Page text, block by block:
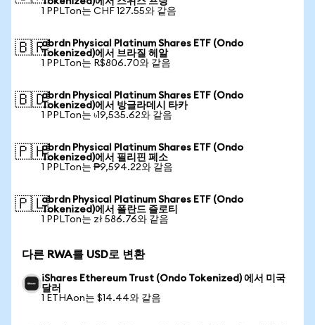
1 PPLTon는 CHF 127.55와 같음
🇧🇷abrdn Physical Platinum Shares ETF (Ondo
Tokenized)에서 브라질 헤알
1 PPLTon는 R$806.70와 같음
🇧🇩abrdn Physical Platinum Shares ETF (Ondo
Tokenized)에서 방글라데시 타카
1 PPLTon는 ৳19,535.62와 같음
🇵🇭abrdn Physical Platinum Shares ETF (Ondo
Tokenized)에서 필리핀 페소
1 PPLTon는 ₱9,594.22와 같음
🇵🇱abrdn Physical Platinum Shares ETF (Ondo
Tokenized)에서 폴란드 즐로티
1 PPLTon는 zł 586.76와 같음
다른 RWA를 USD로 변환
iShares Ethereum Trust (Ondo Tokenized) 에서 미국
달러
1 ETHAon는 $14.44와 같음